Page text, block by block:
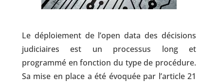
Le déploiement de l’open data des décisions
judiciaires est un processus long et
programmé en fonction du type de procédure.
Sa mise en place a été évoquée par l’article 21